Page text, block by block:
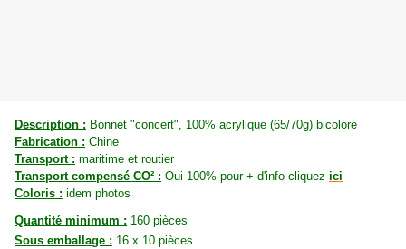
Description : Bonnet "concert", 100% acrylique (65/70g) bicolore
Fabrication : Chine
Transport : maritime et routier
Transport compensé CO² : Oui 100% pour + d'info cliquez ici
Coloris : idem photos
Quantité minimum : 160 pièces
Sous emballage : 16 x 10 pièces